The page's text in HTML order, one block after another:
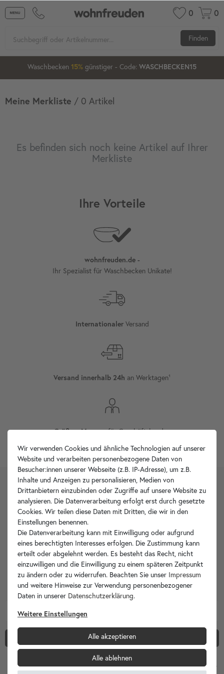
0 0
Finden
1 00 06 23
Waschbecken 15% günstiger - Code: WASCHBECKEN15
20%
Meine Merkliste / 0 Artikel
Es befinden sich noch keine Artikel auf Ihrer
Merkliste
Ihre Vorteile
wohnfreuden.de -
Ihr Spezialist für Waschbecken Unikate!
InternationalerVersand
Versand innerhalb 24h an Werktagen¹
Größere Mengenfür Geschäftskunden
News, Aktionen & Inspiration
Newsletter abonnieren und Gutschein erhalten!
Ab einem Mindest­bestell­wert von 100,00 €. Sie erklären sich damit ein­ver­standen, dass Ihre Da­
GUTSCHEIN
5€
GESCHENKT
Wir verwenden Cookies und ähnliche Technologien auf unserer
Website und verarbeiten personenbezogene Daten von
Besucher:innen unserer Webseite (z.B. IP-Adresse), um z.B.
Inhalte und Anzeigen zu personalisieren, Medien von
Drittanbietern einzubinden oder Zugriffe auf unsere Website zu
analysieren. Die Datenverarbeitung erfolgt erst durch gesetzte
Cookies. Wir teilen diese Daten mit Dritten, die wir in den
Einstellungen benennen.
Die Datenverarbeitung kann mit Einwilligung oder aufgrund
eines berechtigten Interesses erfolgen. Die Zustimmung kann
erteilt oder abgelehnt werden. Es besteht das Recht, nicht
einzuwilligen und die Einwilligung zu einem späteren Zeitpunkt
zu ändern oder zu widerrufen. Beachten Sie unser Impressum
und weitere Hinweise zur Verwendung personenbezogener
Daten in unserer Daten­schutz­erklärung.
Weitere Einstellungen
Alle akzeptieren
Alle ablehnen